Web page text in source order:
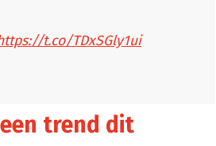
t.co/TDxSGly1ui
een trend dit